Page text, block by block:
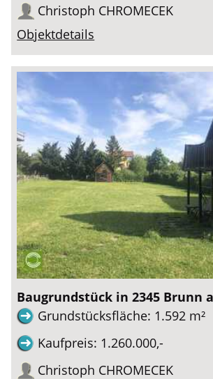
Christoph CHROMECEK
Objektdetails
Baugrundstück in 2345 Brunn
Grundstücksfläche: 1.592 m²
Kaufpreis: 1.260.000,-
Christoph CHROMECEK